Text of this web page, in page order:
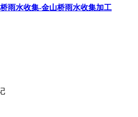
雨水收集-金山桥雨水收集加工